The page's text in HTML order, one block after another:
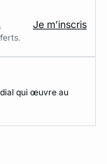
Je m’inscris
qui œuvre au